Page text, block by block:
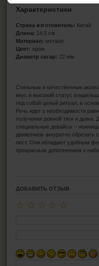
Характеристики
Страна изготовитель: Китай
Длина: 14,5 см
Материал: металл
Цвет: хром
Диаметр сигар: 22 мм
Стильные и качественные
вкус и высокий статус
под собой целый ритуал, в
Речь идет о необходимости
получения ровной тяги и дыма.
специальные девайсы –
движением аккуратно обрезать
лист. Они обладают удобным
прекрасным дополнением к
ДОБАВИТЬ ОТЗЫВ
☆
☆
☆
☆
☆